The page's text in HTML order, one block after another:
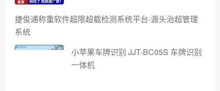
捷俊通称重软件超限超载检测系统平台-源头治超管理
系统
小苹果车牌识别 JJT-BC05S 车牌识别
一体机